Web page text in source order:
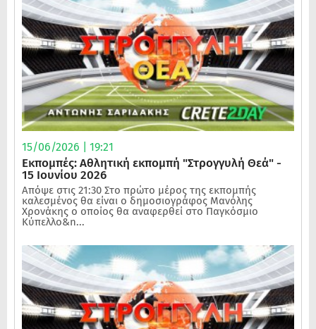
15/06/2026 | 19:21
Εκπομπές: Αθλητική εκπομπή "Στρογγυλή Θεά" -
15 Ιουνίου 2026
Απόψε στις 21:30 Στο πρώτο μέρος της εκπομπής
καλεσμένος θα είναι ο δημοσιογράφος Μανόλης
Χρονάκης ο οποίος θα αναφερθεί στο Παγκόσμιο
Κύπελλο&n...